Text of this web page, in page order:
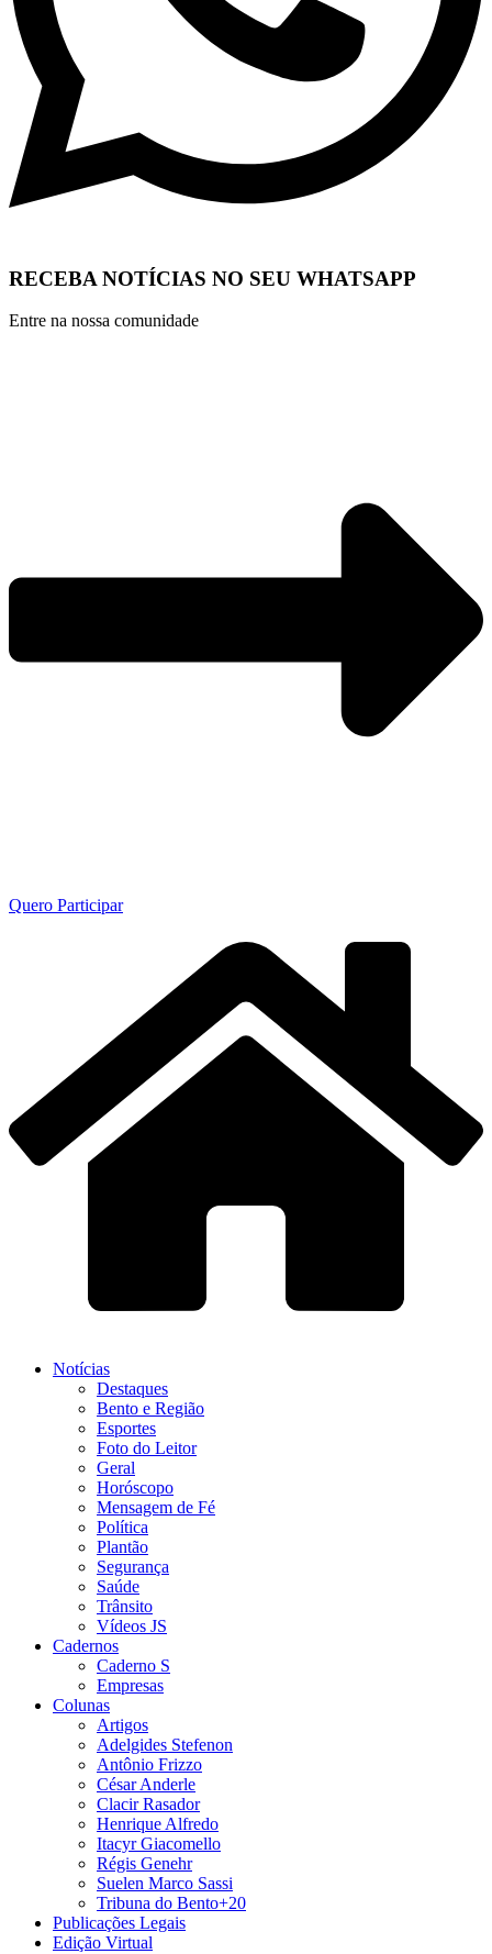
RECEBA NOTÍCIAS NO SEU WHATSAPP
Entre na nossa comunidade
Quero Participar
Notícias
Destaques
Bento e Região
Esportes
Foto do Leitor
Geral
Horóscopo
Mensagem de Fé
Política
Plantão
Segurança
Saúde
Trânsito
Vídeos JS
Cadernos
Caderno S
Empresas
Colunas
Artigos
Adelgides Stefenon
Antônio Frizzo
César Anderle
Clacir Rasador
Henrique Alfredo
Itacyr Giacomello
Régis Genehr
Suelen Marco Sassi
Tribuna do Bento+20
Publicações Legais
Edição Virtual